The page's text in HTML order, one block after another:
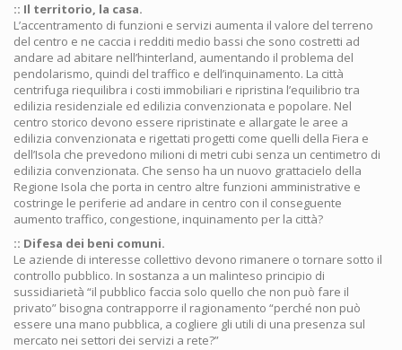
:: Il territorio, la casa.
L’accentramento di funzioni e servizi aumenta il valore del terreno
del centro e ne caccia i redditi medio bassi che sono costretti ad
andare ad abitare nell’hinterland, aumentando il problema del
pendolarismo, quindi del traffico e dell’inquinamento. La città
centrifuga riequilibra i costi immobiliari e ripristina l’equilibrio tra
edilizia residenziale ed edilizia convenzionata e popolare. Nel
centro storico devono essere ripristinate e allargate le aree a
edilizia convenzionata e rigettati progetti come quelli della Fiera e
dell’Isola che prevedono milioni di metri cubi senza un centimetro di
edilizia convenzionata. Che senso ha un nuovo grattacielo della
Regione Isola che porta in centro altre funzioni amministrative e
costringe le periferie ad andare in centro con il conseguente
aumento traffico, congestione, inquinamento per la città?
:: Difesa dei beni comuni.
Le aziende di interesse collettivo devono rimanere o tornare sotto il
controllo pubblico. In sostanza a un malinteso principio di
sussidiarietà “il pubblico faccia solo quello che non può fare il
privato” bisogna contrapporre il ragionamento “perché non può
essere una mano pubblica, a cogliere gli utili di una presenza sul
mercato nei settori dei servizi a rete?”